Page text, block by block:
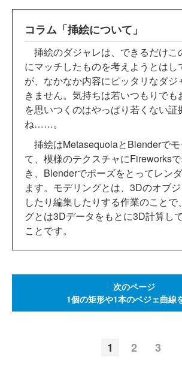
コラム「挿絵について」
挿絵のダジャレは、できるだけこ
にマッチしたものを考えようとはし
が、なかなか内容にピッタリなダジ
きません。気持ちは若いつもりでも
を思いつくのはやっぱり若くない証
ね……。
挿絵はMetasequoiaとBlenderでモ
て、模様のテクスチャにFireworks
き、Blenderでポーズをとってレン
ます。モデリングとは、3Dのオブ
したり編集したりする作業のことで
グとは3Dデータをもとに3D計算し
ことです。
次のページ
1個の矩形や1本のベジェ曲線
1 2 3